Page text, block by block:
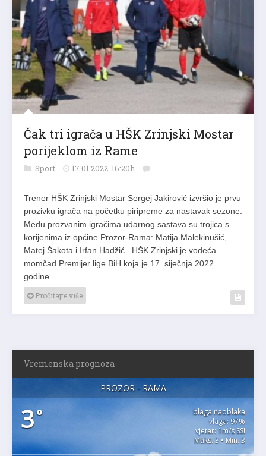
Čak tri igrača u HŠK Zrinjski Mostar
porijeklom iz Rame
Sport 17.01.2022. 16:20h
Trener HŠK Zrinjski Mostar Sergej Jakirović izvršio je prvu
prozivku igrača na početku piripreme za nastavak sezone.
Među prozvanim igračima udarnog sastava su trojica s
korijenima iz općine Prozor-Rama: Matija Malekinušić,
Matej Šakota i Irfan Hadžić. HŠK Zrinjski je vodeća
momčad Premijer lige BiH koja je 17. siječnja 2022.
godine…
Pročitajte više
Vremenska prognoza
PROZOR - RAMA
3°
blaga naoblaka
vlaga: 97%
vjetar: 1m/s SSI
Maks. 3 • Min. 3